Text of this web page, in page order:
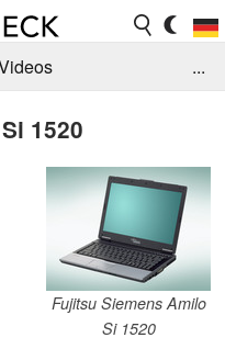
Jobs
...
1520
Fujitsu Siemens Amilo
Si 1520